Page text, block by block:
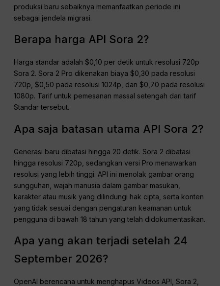
produksi baru sebaiknya memanfaatkan periode ini
sebagai jendela migrasi.
Berapa harga API Sora 2?
Harga standar adalah $0,10 per detik untuk resolusi 720p
Sora 2. Sora 2 Pro dikenakan biaya $0,30 pada resolusi
720p, $0,50 pada resolusi 1024p, dan $0,70 pada resolusi
1080p. Tarif untuk pemesanan massal setengah dari tarif
Standar tersebut.
Apa saja batasan utama API Sora 2?
Generasi baru dibatasi hingga 20 detik. Sora 2 dibatasi
hingga resolusi 720p, sedangkan versi Pro menawarkan
resolusi yang lebih tinggi. API ini menolak gambar orang
sungguhan, wajah manusia dalam gambar masukan,
karakter atau musik yang dilindungi hak cipta, serta konten
yang tidak sesuai dengan pengaturan keamanan untuk
pengguna di bawah 18 tahun yang telah didokumentasikan.
Apa yang akan terjadi setelah 24
September 2026?
OpenAI berencana untuk menghapus Videos API, Sora 2,